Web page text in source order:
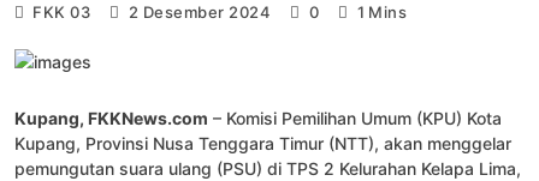
FKK 03 2 Desember 2024 0 1 Mins
Kupang, FKKNews.com – Komisi Pemilihan Umum (KPU) Kota
Kupang, Provinsi Nusa Tenggara Timur (NTT), akan menggelar
pemungutan suara ulang (PSU) di TPS 2 Kelurahan Kelapa Lima,